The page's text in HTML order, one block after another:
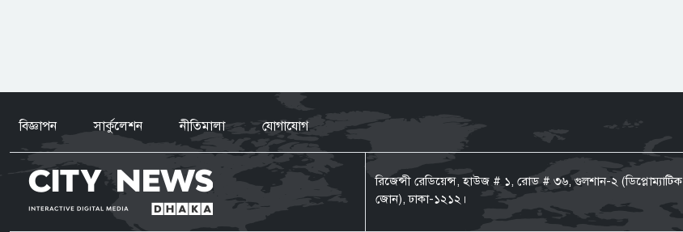
বিজ্ঞাপন সার্কুলেশন নীতিমালা যোগাযোগ
রিজেন্সী রেডিয়েন্স, হাউজ # ১, রোড # ৩৬, গুলশান-২ (ডিপ্লোম্যাটিক
জোন), ঢাকা-১২১২।